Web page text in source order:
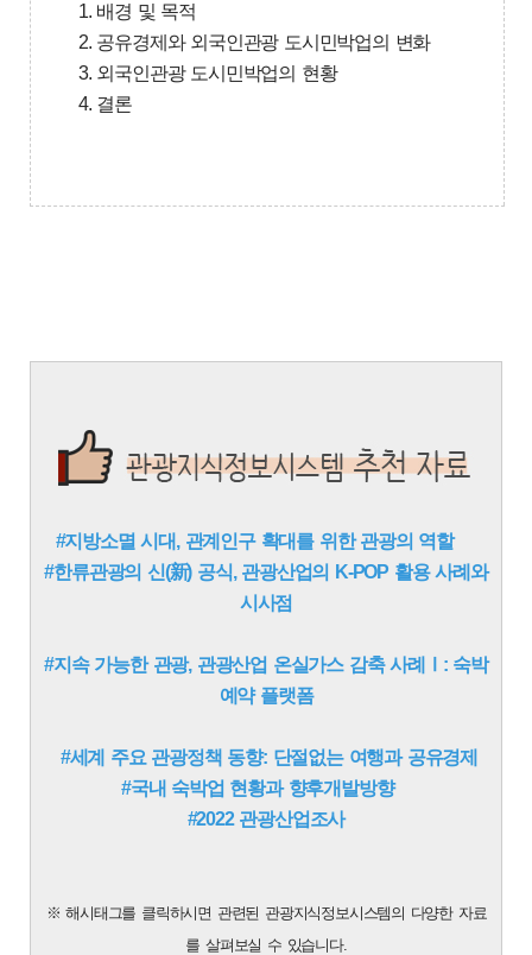
1. 배경 및 목적
2. 공유경제와 외국인관광 도시민박업의 변화
3. 외국인관광 도시민박업의 현황
4. 결론
#지방소멸 시대, 관계인구 확대를 위한 관광의 역할
#한류관광의 신(新) 공식, 관광산업의 K-POP 활용 사례와
시사점
#지속 가능한 관광, 관광산업 온실가스 감축 사례Ⅰ: 숙박
예약 플랫폼
#세계 주요 관광정책 동향: 단절없는 여행과 공유경제
#국내 숙박업 현황과 향후개발방향
#2022 관광산업조사
※ 해시태그를 클릭하시면 관련된 관광지식정보시스템의 다양한 자료
를 살펴보실 수 있습니다.